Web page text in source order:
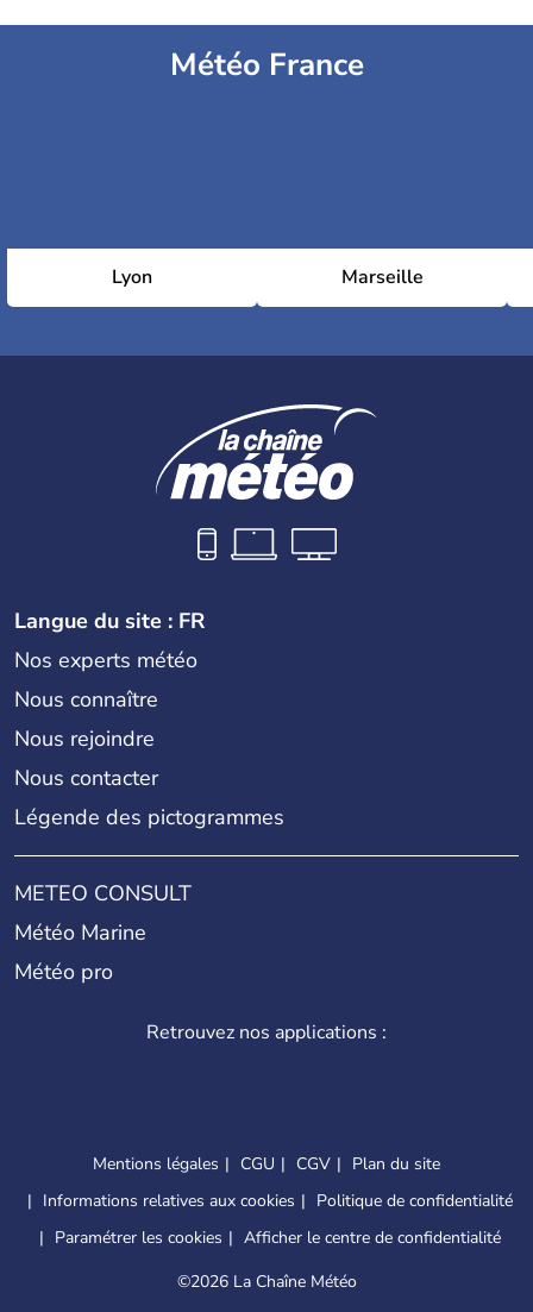
Météo France
Lyon Marseille
Langue du site : FR
Nos experts météo
Nous connaître
Nous rejoindre
Nous contacter
Légende des pictogrammes
METEO CONSULT
Météo Marine
Météo pro
Retrouvez nos applications :
Mentions légales CGU CGV
Plan du site
Informations relatives aux cookies
Politique de confidentialité
Paramétrer les cookies
Afficher le centre de confidentialité
©2026 La Chaîne Météo